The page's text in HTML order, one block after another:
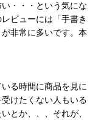
・・・という気にな
ビューには「手書き
非常に多いです。本
る時間に商品を見に
けたくない人もいる
とか、、、それが、